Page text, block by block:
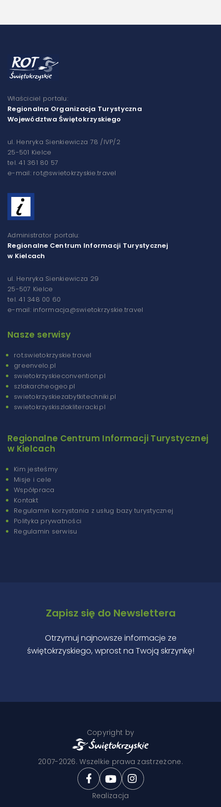
Właściciel portalu:
Regionalna Organizacja Turystyczna
Województwa Świętokrzyskiego
ul. Henryka Sienkiewicza 78 /IVP/2
25-501 Kielce
tel. 41 361 80 57
e-mail: rot@swietokrzyskie.travel
Administrator portalu:
Regionalne Centrum Informacji Turystycznej
w Kielcach
ul. Henryka Sienkiewicza 29
25-507 Kielce
tel. 41 348 00 60
e-mail: informacja@swietokrzyskie.travel
Nasze serwisy
rot.swietokrzyskie.travel
greenvelo.pl
swietokrzyskieconvention.pl
szlakarcheogeo.pl
swietokrzyskiezabytkitechniki.pl
swietokrzyskiszlakliteracki.pl
Regionalne Centrum Informacji Turystycznej
w Kielcach
Kim jesteśmy
Misje i cele
Współpraca
Kontakt
Regulamin korzystania z usług bazy turystycznej
Polityka prywatności
Regulamin serwisu
Zapisz się do Newslettera
Otrzymuj najnowsze informacje ze
świętokrzyskiego, wprost na Twoją skrzynkę!
Copyright by
2007-2026. Wszelkie prawa zastrzeżone.
Realizacja